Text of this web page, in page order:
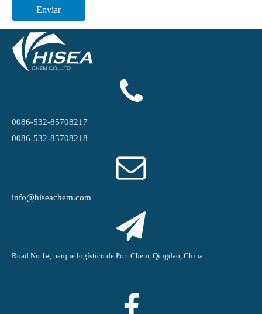
Enviar
0086-532-85708217
0086-532-85708218
info@hiseachem.com
Road No.1#, parque logístico de Port Chem, Qingdao, China